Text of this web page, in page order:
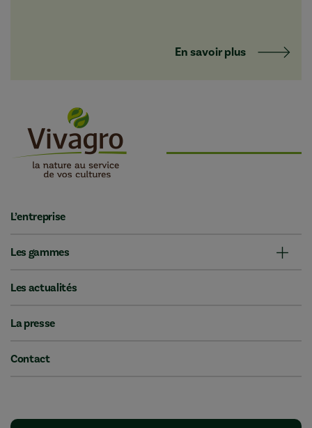
En savoir plus
L’entreprise
Les gammes
Les actualités
La presse
Contact